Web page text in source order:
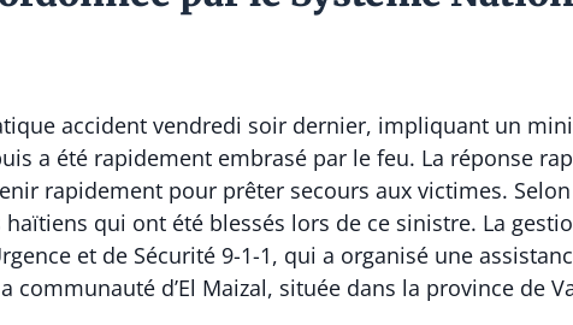
accident vendredi soir dernier, impliquant un
a été rapidement embrasé par le feu. La réponse
rapidement pour prêter secours aux victimes.
qui ont été blessés lors de ce sinistre. La
et de Sécurité 9-1-1, qui a organisé une
communauté d’El Maizal, située dans la province de